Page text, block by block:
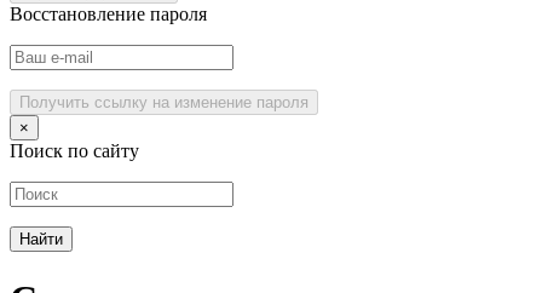
Восстановление пароля
Получить ссылку на изменение пароля
×
Поиск по сайту